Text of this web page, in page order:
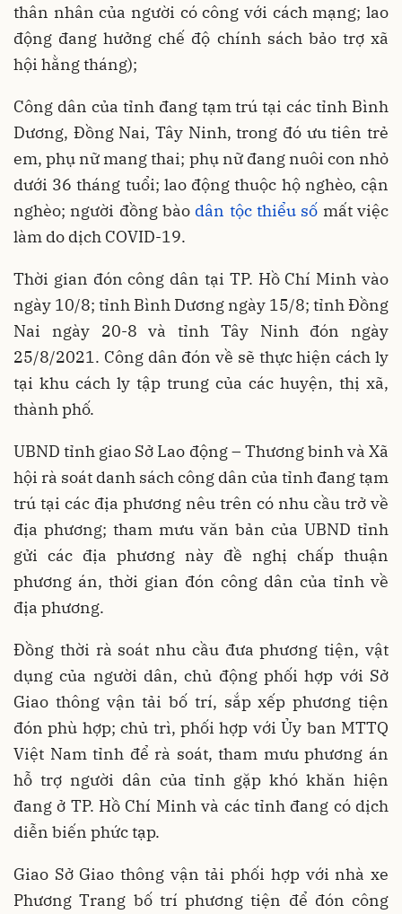
thân nhân của người có công với cách mạng; lao
động đang hưởng chế độ chính sách bảo trợ xã
hội hằng tháng);
Công dân của tỉnh đang tạm trú tại các tỉnh Bình
Dương, Đồng Nai, Tây Ninh, trong đó ưu tiên trẻ
em, phụ nữ mang thai; phụ nữ đang nuôi con nhỏ
dưới 36 tháng tuổi; lao động thuộc hộ nghèo, cận
nghèo; người đồng bào dân tộc thiểu số mất việc
làm do dịch COVID-19.
Thời gian đón công dân tại TP. Hồ Chí Minh vào
ngày 10/8; tỉnh Bình Dương ngày 15/8; tỉnh Đồng
Nai ngày 20-8 và tỉnh Tây Ninh đón ngày
25/8/2021. Công dân đón về sẽ thực hiện cách ly
tại khu cách ly tập trung của các huyện, thị xã,
thành phố.
UBND tỉnh giao Sở Lao động – Thương binh và Xã
hội rà soát danh sách công dân của tỉnh đang tạm
trú tại các địa phương nêu trên có nhu cầu trở về
địa phương; tham mưu văn bản của UBND tỉnh
gửi các địa phương này đề nghị chấp thuận
phương án, thời gian đón công dân của tỉnh về
địa phương.
Đồng thời rà soát nhu cầu đưa phương tiện, vật
dụng của người dân, chủ động phối hợp với Sở
Giao thông vận tải bố trí, sắp xếp phương tiện
đón phù hợp; chủ trì, phối hợp với Ủy ban MTTQ
Việt Nam tỉnh để rà soát, tham mưu phương án
hỗ trợ người dân của tỉnh gặp khó khăn hiện
đang ở TP. Hồ Chí Minh và các tỉnh đang có dịch
diễn biến phức tạp.
Giao Sở Giao thông vận tải phối hợp với nhà xe
Phương Trang bố trí phương tiện để đón công